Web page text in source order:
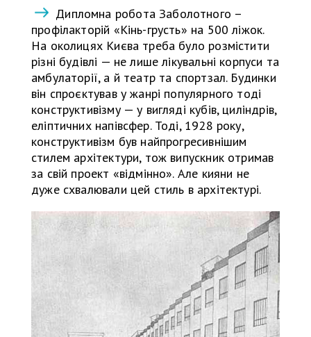
Дипломна робота Заболотного –
профілакторій «Кінь-грусть» на 500 ліжок.
На околицях Києва треба було розмістити
різні будівлі — не лише лікувальні корпуси та
амбулаторії, а й театр та спортзал. Будинки
він спроєктував у жанрі популярного тоді
конструктивізму — у вигляді кубів, циліндрів,
еліптичних напівсфер. Тоді, 1928 року,
конструктивізм був найпрогресивнішим
стилем архітектури, тож випускник отримав
за свій проект «відмінно». Але кияни не
дуже схвалювали цей стиль в архітектурі.